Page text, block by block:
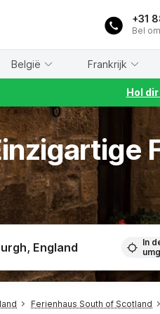
+31
Bel
België Frankrijk
Hol
In
Ferienhaus South of Scotland